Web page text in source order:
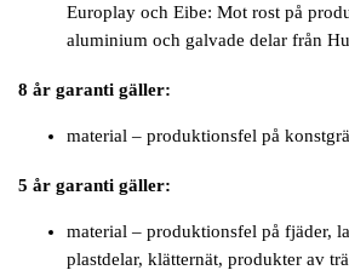
Europlay och Eibe: Mot rost på
aluminium och galvade delar från
8 år garanti gäller:
material – produktionsfel på
5 år garanti gäller:
material – produktionsfel på fjäder,
plastdelar, klätternät, produkter av